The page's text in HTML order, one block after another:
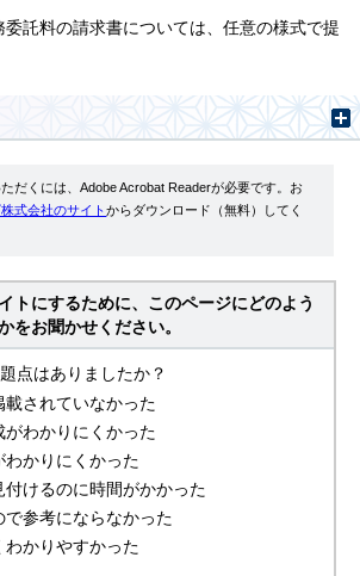
託料の請求書については、任意の様式で提
だくには、Adobe Acrobat Readerが必要です。お
式会社のサイトからダウンロード（無料）してく
トにするために、このページにどのよう
をお聞かせください。
点はありましたか？
載されていなかった
がわかりにくかった
わかりにくかった
付けるのに時間がかかった
で参考にならなかった
わかりやすかった